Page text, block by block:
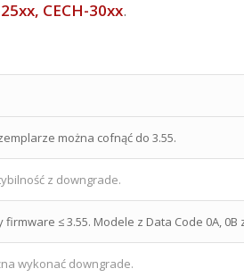
CECH-30xx.
można cofnąć do 3.55.
z downgrade.
firmware ≤ 3.55. Modele z Data Code 0A, 0B
wykonać downgrade.